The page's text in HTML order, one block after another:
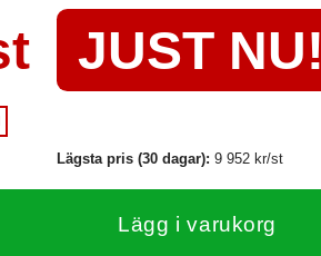
JUST NU!
Lägsta pris (30 dagar):9 952 kr/st
Lägg i varukorg